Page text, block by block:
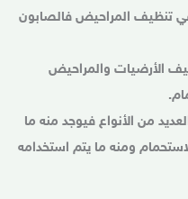
تنظيف المراحيض فالصابون
الأرضيات والمراحيض
من الأنواع فيوجد منه ما
ومنه ما يتم استخدامه